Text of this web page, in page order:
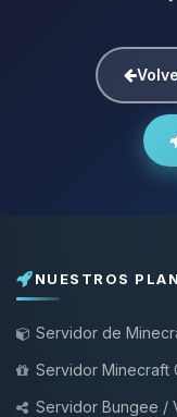
NUESTROS
Servidor de
Servidor Minecraft
Servidor Bungee /